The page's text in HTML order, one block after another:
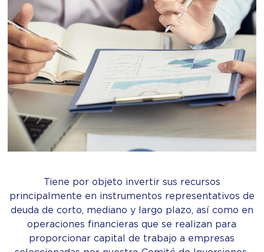
Tiene por objeto invertir sus recursos
principalmente en instrumentos representativos de
deuda de corto, mediano y largo plazo, así como en
operaciones financieras que se realizan para
proporcionar capital de trabajo a empresas